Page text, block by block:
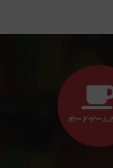
ボードゲーム